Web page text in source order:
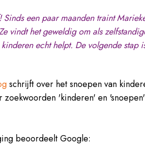
een paar maanden traint
vindt het geweldig om als
echt helpt. De volgende stap
schrijft over het snoepen van
zoekwoorden 'kinderen' en
beoordeelt Google: